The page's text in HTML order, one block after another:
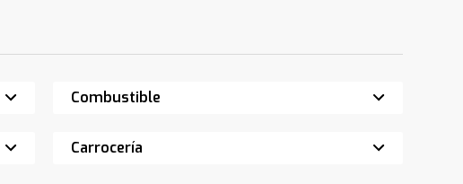
Combustible
Carrocería